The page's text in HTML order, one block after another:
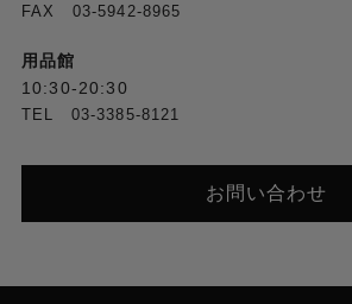
動画
4K カスタム：3840×3840@24/25/
4K (4:3)：3840×2880@100/120fps
4K (4:3)：3840×2880@24/25/30/48/
4K (16:9)：3840×2160@100/120fps
4K (9:16)：2160×3840@24/25/30/
2.7K (4:3)：2688×2016@100/120fps
FAX 03-5942-8965
用品館
10:30-20:30
TEL 03-3385-8121
お問い合わせ